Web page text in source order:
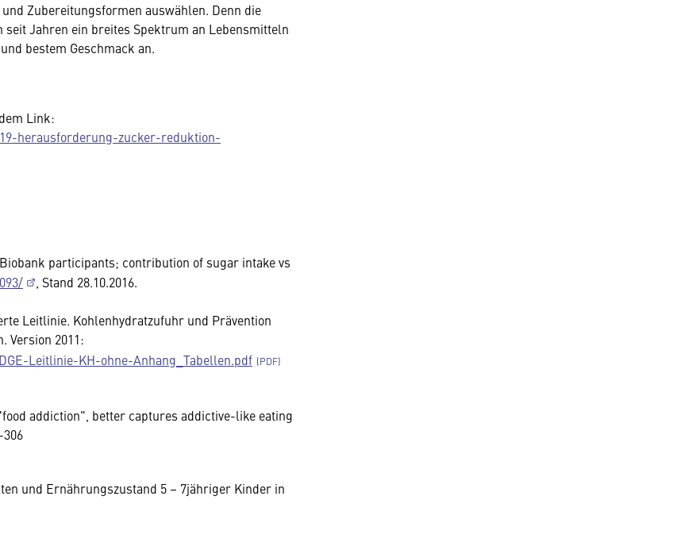
Zubereitungsformen auswählen. Denn die
Jahren ein breites Spektrum an Lebensmitteln
bestem Geschmack an.
Link:
herausforderung-zucker-reduktion-
participants; contribution of sugar intake vs
, Stand 28.10.2016.
Leitlinie. Kohlenhydratzufuhr und Prävention
Version 2011:
Leitlinie-KH-ohne-Anhang_Tabellen.pdf
addiction", better captures addictive-like eating
und Ernährungszustand 5 – 7jähriger Kinder in